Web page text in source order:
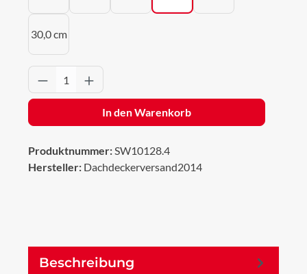
30,0 cm
Produkt Anzahl: Gib den gewünschten
In den Warenkorb
Produktnummer:SW10128.4
Hersteller: Dachdeckerversand2014
Beschreibung